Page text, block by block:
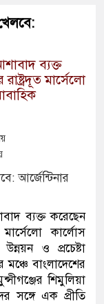
ব্যক্ত
মার্সেলো
ব্যক্ত করেছেন
মার্সেলো কার্লোস
ও প্রচেষ্টা
বাংলাদেশের
শিমুলিয়া
সঙ্গে এক প্রীতি